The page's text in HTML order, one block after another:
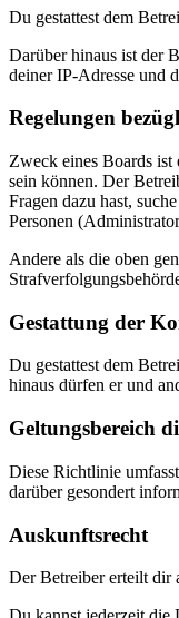
Du gestattest dem
Darüber hinaus ist der
deiner IP-Adresse und
Regelungen
Zweck eines Boards ist
sein können. Der
Fragen dazu hast,
Personen
Andere als die oben
Gestattung der
Du gestattest dem
hinaus dürfen er und
Geltungsbereich
Diese Richtlinie
darüber gesondert
Auskunftsrecht
Der Betreiber erteilt dir